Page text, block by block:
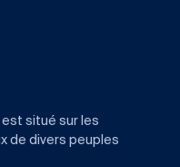
est situé sur les
de divers peuples